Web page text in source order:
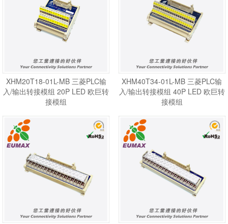
XHM20T18-01L-MB 三菱PLC输
入/输出转接模组 20P LED 欧巨转
接模组
XHM40T34-01L-MB 三菱PLC输
入/输出转接模组 40P LED 欧巨转
接模组